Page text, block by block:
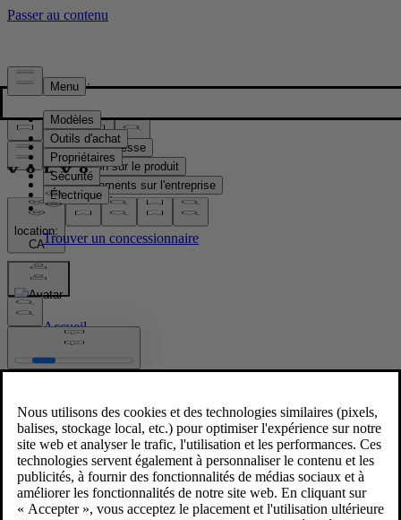
Presse & Médias
Matériel de presse
Information sur le produit
Renseignements sur l'entreprise
Contacts médias
location:
CA
Images
Accueil
/Images
EX30 exterior-location-top-
three-quarters-front-right